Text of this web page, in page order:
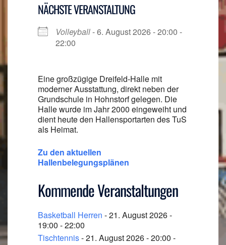
NÄCHSTE VERANSTALTUNG
Volleyball- 6. August 2026 - 20:00 -
22:00
Eine großzügige Dreifeld-Halle mit
moderner Ausstattung, direkt neben der
Grundschule in Hohnstorf gelegen. Die
Halle wurde im Jahr 2000 eingeweiht und
dient heute den Hallensportarten des TuS
als Heimat.
Zu den aktuellen
Hallenbelegungsplänen
Kommende Veranstaltungen
Basketball Herren - 21. August 2026 -
19:00 - 22:00
Tischtennis- 21. August 2026 - 20:00 -